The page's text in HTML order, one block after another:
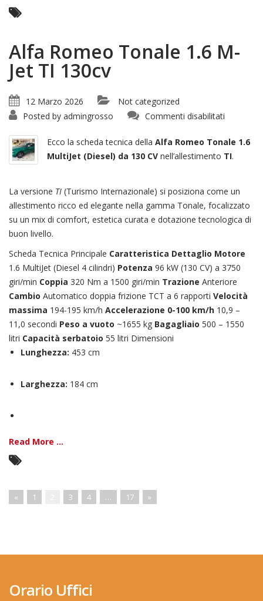
Alfa Romeo Tonale 1.6 M-
Jet TI 130cv
12 Marzo 2026
Not categorized
Posted by admingrosso Commenti disabilitati
Tonale
1.6
M-
Jet
Ecco la scheda tecnica della Alfa Romeo Tonale 1.6
MultiJet (Diesel) da 130 CV nell’allestimento TI.
La versione TI (Turismo Internazionale) si posiziona come un
allestimento ricco ed elegante nella gamma Tonale, focalizzato
su un mix di comfort, estetica curata e dotazione tecnologica di
buon livello.
Scheda Tecnica Principale Caratteristica Dettaglio Motore
1.6 MultiJet (Diesel 4 cilindri) Potenza 96 kW (130 CV) a 3750
giri/min Coppia 320 Nm a 1500 giri/min Trazione Anteriore
Cambio Automatico doppia frizione TCT a 6 rapporti Velocità
massima 194-195 km/h Accelerazione 0-100 km/h 10,9 –
11,0 secondi Peso a vuoto ~1655 kg Bagagliaio 500 – 1550
litri Capacità serbatoio 55 litri Dimensioni
Lunghezza: 453 cm
Larghezza: 184 cm
Read More ...
« 1 3 4 … 17 »
Orario Uffici